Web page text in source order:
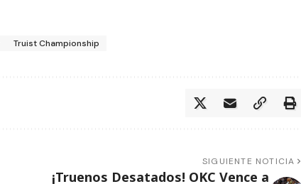
Truist Championship
SIGUIENTE NOTICIA
¡Truenos Desatados! OKC Vence a